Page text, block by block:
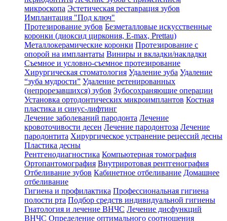
микроскопа Эстетическая реставрация зубов
Имплантация "Под ключ"
Протезирование зубов Безметалловые искусственные
коронки (диоксид циркония, E-max, Prettau)
Металлокерамические коронки Протезирование с
опорой на имплантаты Виниры и вкладки/накладки
Съемное и условно-съемное протезирование
Хирургическая стоматология Удаление зуба Удаление
“зуба мудрости” Удаление ретенированных
(непрорезавшихся) зубов Зубосохраняющие операции
Установка ортодонтических микроимплантов Костная
пластика и синус-лифтинг
Лечение заболеваний пародонта Лечение
кровоточивости десен Лечение пародонтоза Лечение
пародонтита Хирургическое устранение рецессий десны
Пластика десны
Рентгенодиагностика Компьютерная томография
Ортопантомография Внутриротовая рентгенография
Отбеливание зубов Кабинетное отбеливание Домашнее
отбеливание
Гигиена и профилактика Профессиональная гигиена
полости рта Подбор средств индивидуальной гигиены
Гнатология и лечение ВНЧС Лечение дисфункций
ВНЧС Определение оптимального соотношения